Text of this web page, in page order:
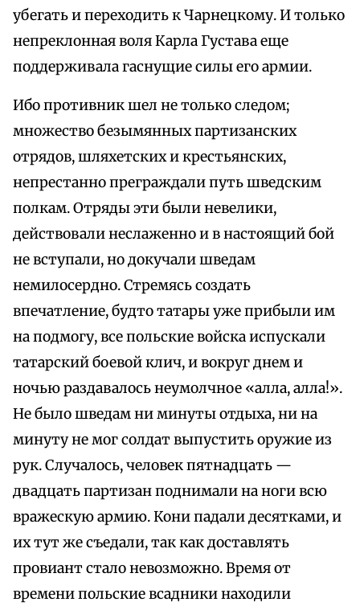
убегать и переходить к Чарнецкому. И только
непреклонная воля Карла Густава еще
поддерживала гаснущие силы его армии.
Ибо противник шел не только следом;
множество безымянных партизанских
отрядов, шляхетских и крестьянских,
непрестанно преграждали путь шведским
полкам. Отряды эти были невелики,
действовали неслаженно и в настоящий бой
не вступали, но докучали шведам
немилосердно. Стремясь создать
впечатление, будто татары уже прибыли им
на подмогу, все польские войска испускали
татарский боевой клич, и вокруг днем и
ночью раздавалось неумолчное «алла, алла!».
Не было шведам ни минуты отдыха, ни на
минуту не мог солдат выпустить оружие из
рук. Случалось, человек пятнадцать —
двадцать партизан поднимали на ноги всю
вражескую армию. Кони падали десятками, и
их тут же съедали, так как доставлять
провиант стало невозможно. Время от
времени польские всадники находили